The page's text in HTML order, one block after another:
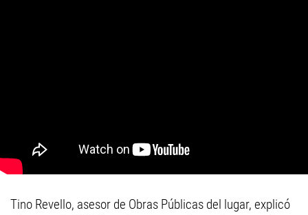
Tino Revello, asesor de Obras Públicas del lugar, explicó